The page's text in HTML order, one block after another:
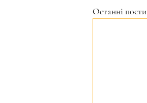
Останні пости